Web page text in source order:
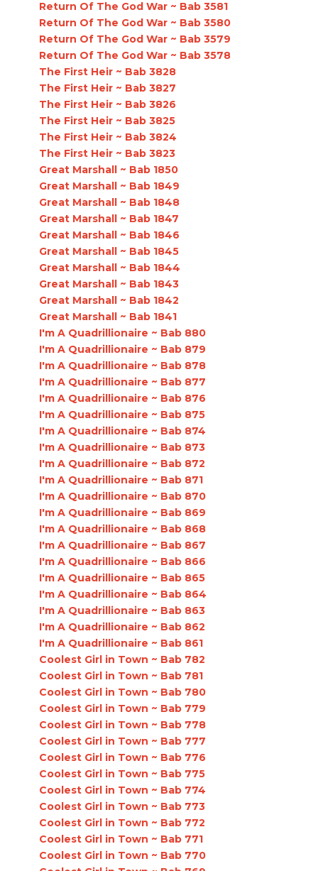
Return Of The God War ~ Bab 3581
Return Of The God War ~ Bab 3580
Return Of The God War ~ Bab 3579
Return Of The God War ~ Bab 3578
The First Heir ~ Bab 3828
The First Heir ~ Bab 3827
The First Heir ~ Bab 3826
The First Heir ~ Bab 3825
The First Heir ~ Bab 3824
The First Heir ~ Bab 3823
Great Marshall ~ Bab 1850
Great Marshall ~ Bab 1849
Great Marshall ~ Bab 1848
Great Marshall ~ Bab 1847
Great Marshall ~ Bab 1846
Great Marshall ~ Bab 1845
Great Marshall ~ Bab 1844
Great Marshall ~ Bab 1843
Great Marshall ~ Bab 1842
Great Marshall ~ Bab 1841
I'm A Quadrillionaire ~ Bab 880
I'm A Quadrillionaire ~ Bab 879
I'm A Quadrillionaire ~ Bab 878
I'm A Quadrillionaire ~ Bab 877
I'm A Quadrillionaire ~ Bab 876
I'm A Quadrillionaire ~ Bab 875
I'm A Quadrillionaire ~ Bab 874
I'm A Quadrillionaire ~ Bab 873
I'm A Quadrillionaire ~ Bab 872
I'm A Quadrillionaire ~ Bab 871
I'm A Quadrillionaire ~ Bab 870
I'm A Quadrillionaire ~ Bab 869
I'm A Quadrillionaire ~ Bab 868
I'm A Quadrillionaire ~ Bab 867
I'm A Quadrillionaire ~ Bab 866
I'm A Quadrillionaire ~ Bab 865
I'm A Quadrillionaire ~ Bab 864
I'm A Quadrillionaire ~ Bab 863
I'm A Quadrillionaire ~ Bab 862
I'm A Quadrillionaire ~ Bab 861
Coolest Girl in Town ~ Bab 782
Coolest Girl in Town ~ Bab 781
Coolest Girl in Town ~ Bab 780
Coolest Girl in Town ~ Bab 779
Coolest Girl in Town ~ Bab 778
Coolest Girl in Town ~ Bab 777
Coolest Girl in Town ~ Bab 776
Coolest Girl in Town ~ Bab 775
Coolest Girl in Town ~ Bab 774
Coolest Girl in Town ~ Bab 773
Coolest Girl in Town ~ Bab 772
Coolest Girl in Town ~ Bab 771
Coolest Girl in Town ~ Bab 770